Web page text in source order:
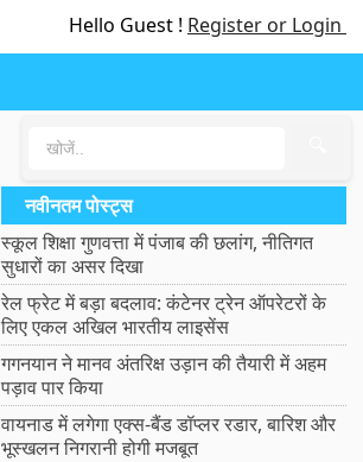
Hello Guest ! Register or Login
नवीनतम पोस्ट्स
स्कूल शिक्षा गुणवत्ता में पंजाब की छलांग, नीतिगत
सुधारों का असर दिखा
रेल फ्रेट में बड़ा बदलाव: कंटेनर ट्रेन ऑपरेटरों के
लिए एकल अखिल भारतीय लाइसेंस
गगनयान ने मानव अंतरिक्ष उड़ान की तैयारी में अहम
पड़ाव पार किया
वायनाड में लगेगा एक्स-बैंड डॉप्लर रडार, बारिश और
भूस्खलन निगरानी होगी मजबूत